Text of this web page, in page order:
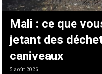
Mali : ce que
jetant des
caniveaux
5 août 2026